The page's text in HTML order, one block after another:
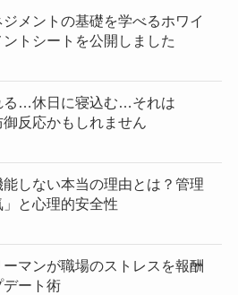
ジメントの基礎を学べるホワイ
トシートを公開しました
る…休日に寝込む…それは
御反応かもしれません
しない本当の理由とは？管理
と心理的安全性
マンが職場のストレスを報酬
デート術